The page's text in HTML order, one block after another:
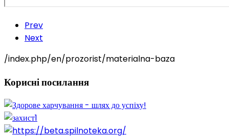
Prev
Next
/index.php/en/prozorist/materialna-baza
Корисніпосилання